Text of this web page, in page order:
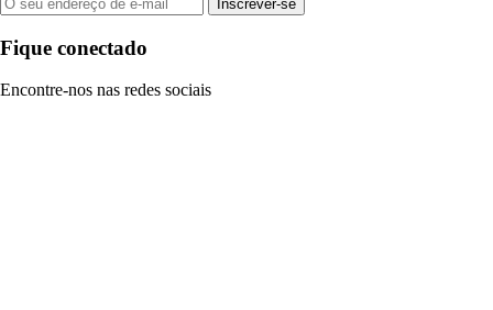
Inscrever-se
Fique conectado
Encontre-nos nas redes sociais